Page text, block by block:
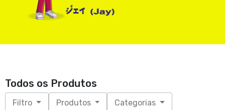
Todos os Produtos
Filtro Produtos Categorias